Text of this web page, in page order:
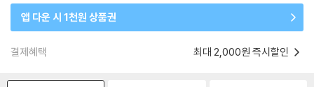
앱 다운 시 1천원 상품권
결제혜택 최대 2,000원 즉시할인